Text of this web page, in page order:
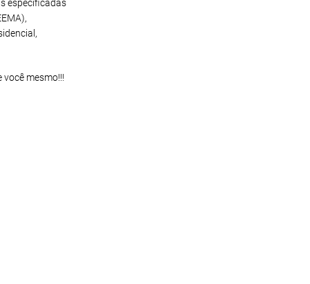
especificadas
mesmo!!!